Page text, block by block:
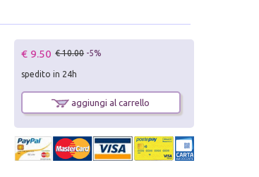
€ 9.50 € 10.00 -5%
spedito in 24h
aggiungi al carrello